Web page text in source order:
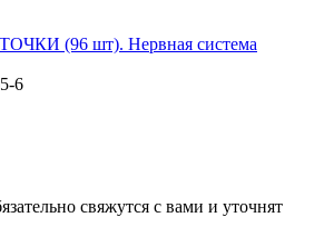
(96 шт). Нервная система
6
свяжутся с вами и уточнят